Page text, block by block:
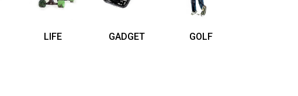
LIFE GADGET GOLF